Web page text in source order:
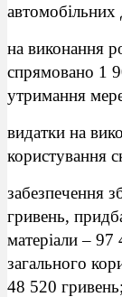
на виконання
спрямовано 1
утримання
видатки на
користування
забезпечення
гривень,
матеріали –
загального
48 520 гривень;